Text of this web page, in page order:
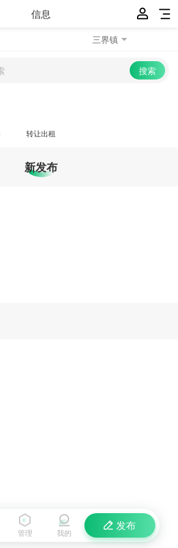
信息
三界镇
转让出租
新发布
发布
管理 我的